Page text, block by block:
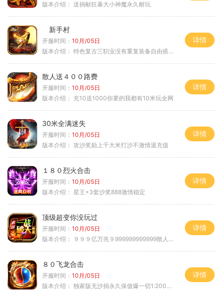
版本介绍： 送捐献狂暴大小神魔永久耐玩
新手村
开服时间： 10月/05日
版本介绍： 特色复古三职业没有重复装备自由搭配私
详情
散人送４００路费
开服时间： 10月/05日
版本介绍： 充10送1000你要的我都有10米玩全网
详情
30米全满迷失
开服时间： 10月/05日
版本介绍： 攻沙奖励上千大米打沙不激情退充值
详情
１８０烈火合击
开服时间： 10月/05日
版本介绍： 星王+3套沙奖888激情稳定
详情
顶级超变你没玩过
开服时间： 10月/05日
版本介绍：
９９９亿万兆９999999999999散人逆袭
详情
８０飞龙合击
开服时间： 10月/05日
版本介绍： 独家版无沙捐永久保值爆一切1:2000回4
详情